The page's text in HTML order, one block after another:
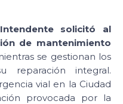
solicitó al
de mantenimiento
se gestionan los
reparación integral.
vial en la Ciudad
provocada por la